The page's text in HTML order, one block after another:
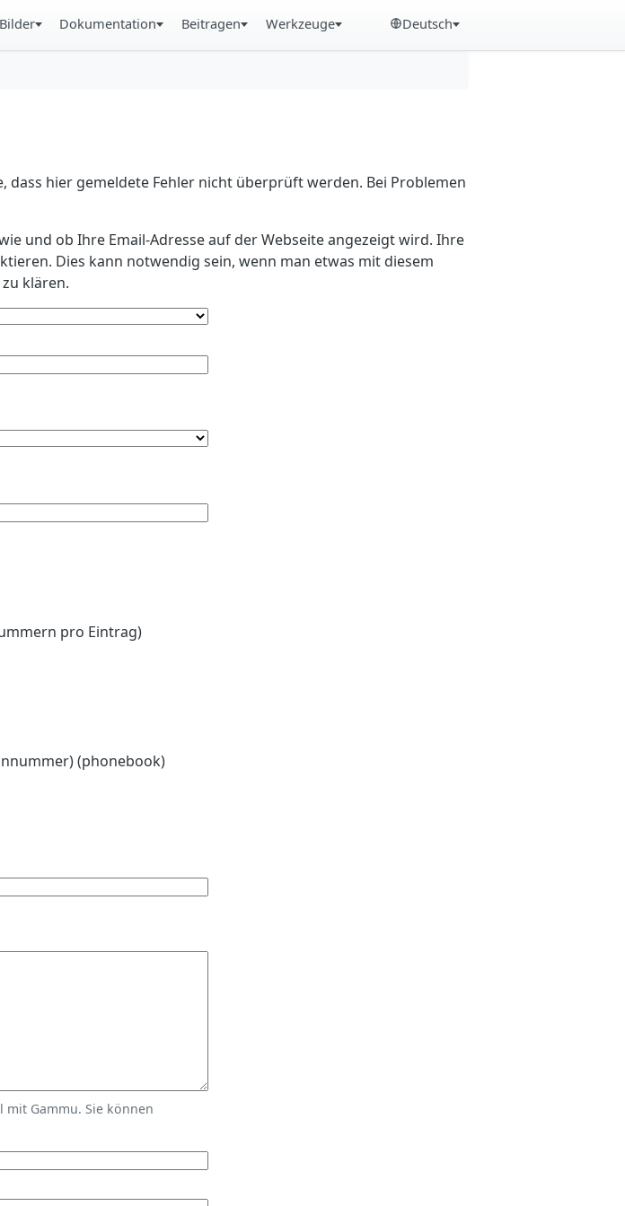
Bilder Dokumentation Beitragen Werkzeuge Deutsch
dass hier gemeldete Fehler nicht überprüft werden. Bei Problemen
und ob Ihre Email-Adresse auf der Webseite angezeigt wird. Ihre
Dies kann notwendig sein, wenn man etwas mit diesem
klären.
pro Eintrag)
(phonebook)
mit Gammu. Sie können